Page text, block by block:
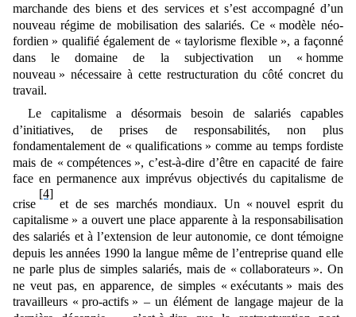
marchande des biens et des services et s’est accompagné d’un
nouveau régime de mobilisation des salariés. Ce « modèle néo-
fordien » qualifié également de « taylorisme flexible », a façonné
dans le domaine de la subjectivation un « homme
nouveau » nécessaire à cette restructuration du côté concret du
travail.
Le capitalisme a désormais besoin de salariés capables
d’initiatives, de prises de responsabilités, non plus
fondamentalement de « qualifications » comme au temps fordiste
mais de « compétences », c’est-à-dire d’être en capacité de faire
face en permanence aux imprévus objectivés du capitalisme de
crise
[4]
et de ses marchés mondiaux. Un « nouvel esprit du
capitalisme » a ouvert une place apparente à la responsabilisation
des salariés et à l’extension de leur autonomie, ce dont témoigne
depuis les années 1990 la langue même de l’entreprise quand elle
ne parle plus de simples salariés, mais de « collaborateurs ». On
ne veut pas, en apparence, de simples « exécutants » mais des
travailleurs « pro-actifs » ‒ un élément de langage majeur de la